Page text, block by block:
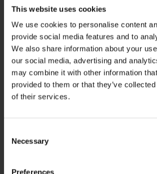
This website uses cookies
We use cookies to personalise content
provide social media features and to
We also share information about your
our social media, advertising and
may combine it with other information
provided to them or that they’ve
of their services.
Selection
Necessary
Preferences
få möjligheten att samtycka till användningen
Varför använder vi cookies?
Precis som på de flesta andra sajter följer vi
webbtrafiken genom webbstatistik. För att
egen sajt och lära oss mer om besökarna
ytterligare en tredjepartscookie för statistik.
nödvändiga åtgärder för att skydda
Vilka cookies använder vi?